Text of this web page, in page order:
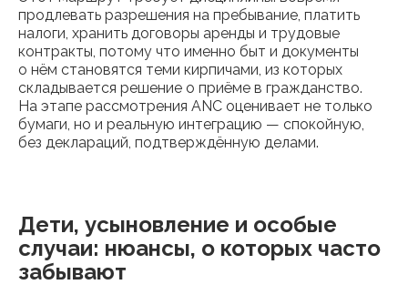
продлевать разрешения на пребывание, платить
налоги, хранить договоры аренды и трудовые
контракты, потому что именно быт и документы
о нём становятся теми кирпичами, из которых
складывается решение о приёме в гражданство.
На этапе рассмотрения ANC оценивает не только
бумаги, но и реальную интеграцию — спокойную,
без деклараций, подтверждённую делами.
Дети, усыновление и особые
случаи: нюансы, о которых часто
забывают